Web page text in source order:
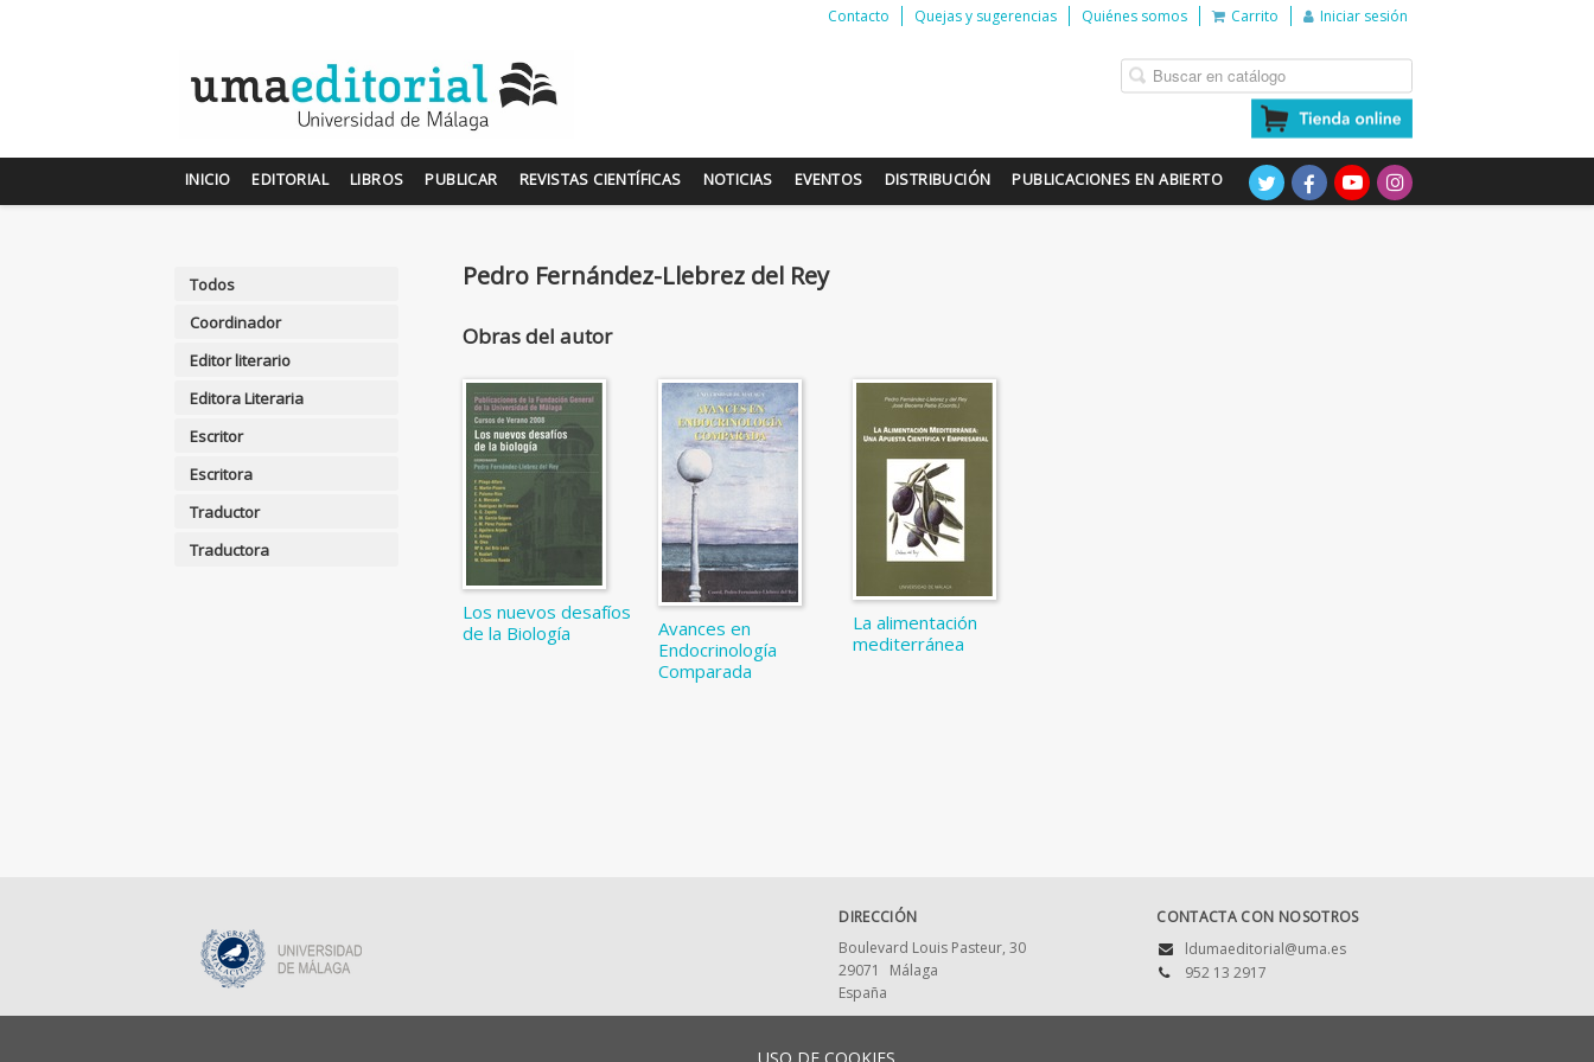
Contacto Quejas y sugerencias Quiénes somos Carrito Iniciar sesión
INICIO EDITORIAL LIBROS PUBLICAR REVISTAS CIENTÍFICAS NOTICIAS EVENTOS DISTRIBUCIÓN PUBLICACIONES EN ABIERTO
Todos
Coordinador
Editor literario
Editora Literaria
Escritor
Escritora
Traductor
Traductora
Pedro Fernández-Llebrez del Rey
Obras del autor
Los nuevos desafíos
de la Biología
Avances en
Endocrinología
Comparada
La alimentación
mediterránea
DIRECCIÓN
Boulevard Louis Pasteur, 30
29071
Málaga
España
CONTACTA CON NOSOTROS
ldumaeditorial@uma.es
952 13 2917